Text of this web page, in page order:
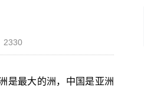
2330
是最大的洲，中国是亚洲